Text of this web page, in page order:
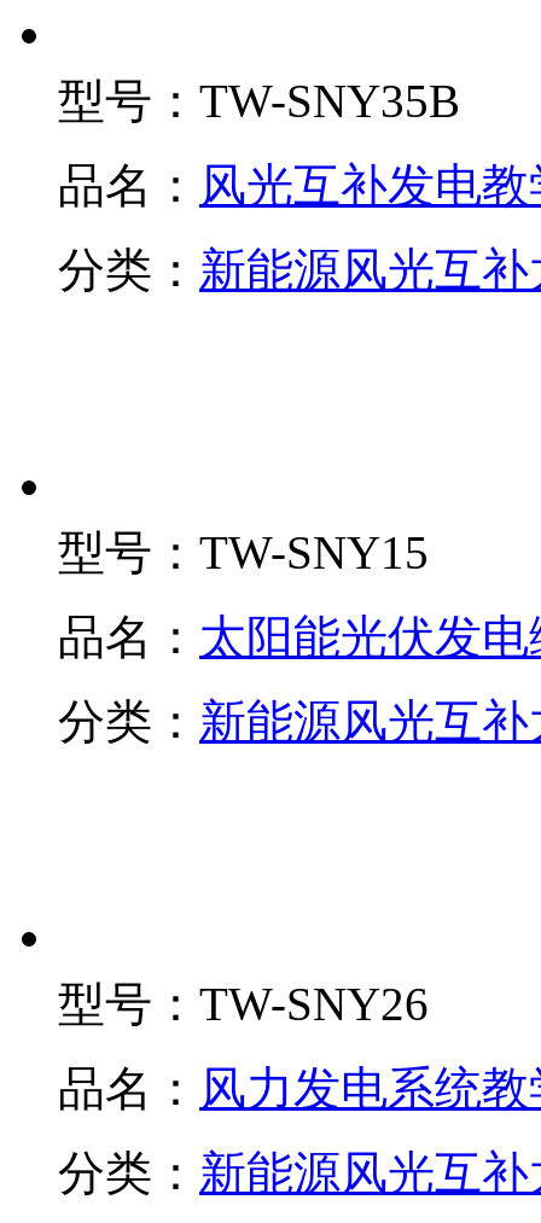
型号： TW-SNY35B
品名： 风光互补发电
分类： 新能源风光互
型号： TW-SNY15
品名： 太阳能光伏发
分类： 新能源风光互
型号： TW-SNY26
品名： 风力发电系统
分类： 新能源风光互